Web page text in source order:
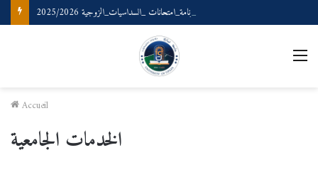
رزنامة_امتحانات _السداسيات_الزوجية 2025/2026
Accueil
الخدمات الجامعية